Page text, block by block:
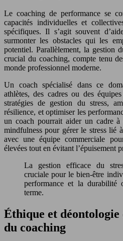
Le coaching de performance se
capacités individuelles et
spécifiques. Il s’agit souvent
surmonter les obstacles qui les
potentiel. Parallèlement, la gestion
crucial du coaching, compte tenu
monde professionnel moderne.
Un coach spécialisé dans ce
athlètes, des cadres ou des
stratégies de gestion du stress,
résilience, et optimiser les
un coach pourrait aider un cadre à
mindfulness pour gérer le stress lié
avec une équipe commerciale
élevées tout en évitant l’épuisement
La gestion efficace du
cruciale pour le bien-être
performance et la durabilité
terme.
Éthique et
du coaching